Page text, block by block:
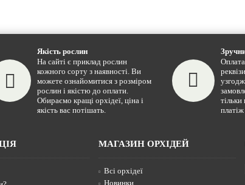
Якість рослин
На сайті є приклад рослин
кожного сорту з наявності. Ви
можете ознайомитися з розміром
рослин і якістю до оплати.
Обираємо кращі орхідеї, ціна і
якість вас потішать.
платіж
МАГАЗИН ОРХІДЕЙ
Всі орхідеї
Новинки